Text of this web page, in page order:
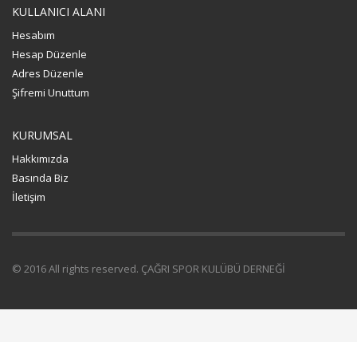
KULLANICI ALANI
Hesabım
Hesap Düzenle
Adres Düzenle
Şifremi Unuttum
KURUMSAL
Hakkımızda
Basında Biz
İletişim
© 2016 All rights reserved. ÇAĞRI SPOR KULÜBÜ DERNEĞİ